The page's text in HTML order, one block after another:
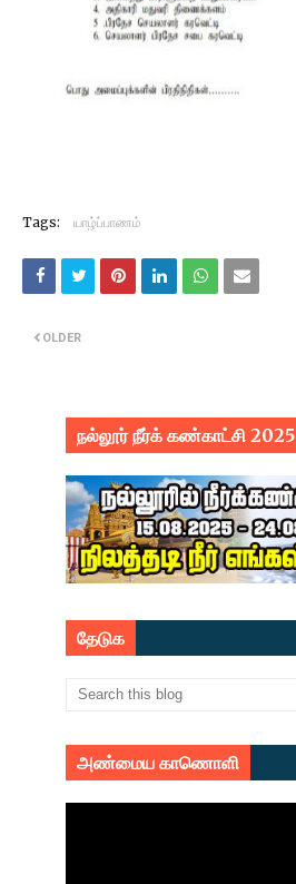
Tags: யாழ்ப்பாணம்
OLDER
நல்லூர் நீர்க் கண்காட்சி 2025
தேடுக
அண்மைய காணொளி